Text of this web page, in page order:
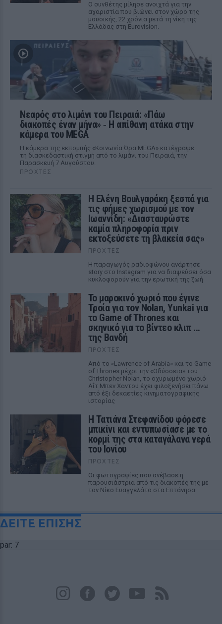
Ο συνθέτης μίλησε ανοιχτά για την
αχαριστία που βιώνει στον χώρο της
μουσικής, 22 χρόνια μετά τη νίκη της
Ελλάδας στη Eurovision.
Νεαρός στο λιμάνι του Πειραιά: «Πάω
διακοπές έναν μήνα» ‑ Η απίθανη ατάκα στην
κάμερα του MEGA
Η κάμερα της εκπομπής «Κοινωνία Ώρα MEGA» κατέγραψε
τη διασκεδαστική στιγμή από το λιμάνι του Πειραιά, την
Παρασκευή 7 Αυγούστου.
ΠΡΟΧΤΈΣ
Η Ελένη Βουλγαράκη ξεσπά για
τις φήμες χωρισμού με τον
Ιωαννίδη: «Διασταυρώστε
καμία πληροφορία πριν
εκτοξεύσετε τη βλακεία σας»
ΠΡΟΧΤΈΣ
Η παραγωγός ραδιοφώνου ανάρτησε
story στο Instagram για να διαψεύσει όσα
κυκλοφορούν για την ερωτική της ζωή
Το μαροκινό χωριό που έγινε
Τροία για τον Nolan, Yunkai για
το Game of Thrones και
σκηνικό για το βίντεο κλιπ ...
της Βανδή
ΠΡΟΧΤΈΣ
Από το «Lawrence of Arabia» και το Game
of Thrones μέχρι την «Οδύσσεια» του
Christopher Nolan, το οχυρωμένο χωριό
Αΐτ Μπεν Χαντού έχει φιλοξενήσει πάνω
από έξι δεκαετίες κινηματογραφικής
ιστορίας
Η Τατιάνα Στεφανίδου φόρεσε
μπικίνι και εντυπωσίασε με το
κορμί της στα καταγάλανα νερά
του Ιονίου
ΠΡΟΧΤΈΣ
Οι φωτογραφίες που ανέβασε η
παρουσιάστρια από τις διακοπές της με
τον Νίκο Ευαγγελάτο στα Επτάνησα
ΔΕΙΤΕ ΕΠΙΣΗΣ
par: 7